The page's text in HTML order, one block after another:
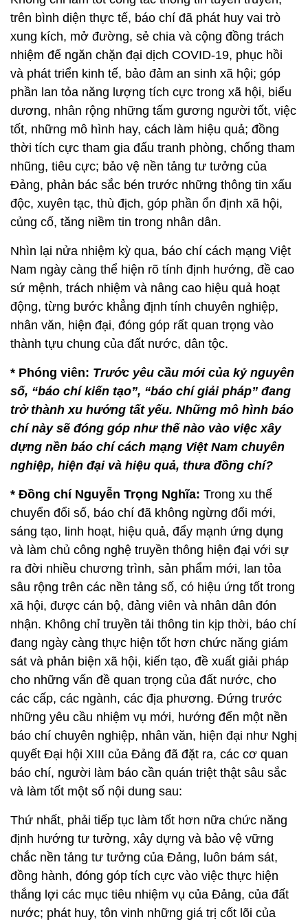
trên bình diện thực tế, báo chí đã phát huy vai trò
xung kích, mở đường, sẻ chia và cộng đồng trách
nhiệm để ngăn chặn đại dịch COVID-19, phục hồi
và phát triển kinh tế, bảo đảm an sinh xã hội; góp
phần lan tỏa năng lượng tích cực trong xã hội, biểu
dương, nhân rộng những tấm gương người tốt, việc
tốt, những mô hình hay, cách làm hiệu quả; đồng
thời tích cực tham gia đấu tranh phòng, chống tham
nhũng, tiêu cực; bảo vệ nền tảng tư tưởng của
Đảng, phản bác sắc bén trước những thông tin xấu
độc, xuyên tạc, thù địch, góp phần ổn định xã hội,
củng cố, tăng niềm tin trong nhân dân.
Nhìn lại nửa nhiệm kỳ qua, báo chí cách mạng Việt
Nam ngày càng thể hiện rõ tính định hướng, đề cao
sứ mệnh, trách nhiệm và nâng cao hiệu quả hoạt
động, từng bước khẳng định tính chuyên nghiệp,
nhân văn, hiện đại, đóng góp rất quan trọng vào
thành tựu chung của đất nước, dân tộc.
* Phóng viên: Trước yêu cầu mới của kỷ nguyên
số, “báo chí kiến tạo”, “báo chí giải pháp” đang
trở thành xu hướng tất yếu. Những mô hình báo
chí này sẽ đóng góp như thế nào vào việc xây
dựng nền báo chí cách mạng Việt Nam chuyên
nghiệp, hiện đại và hiệu quả, thưa đồng chí?
* Đồng chí Nguyễn Trọng Nghĩa: Trong xu thế
chuyển đổi số, báo chí đã không ngừng đổi mới,
sáng tạo, linh hoạt, hiệu quả, đẩy mạnh ứng dụng
và làm chủ công nghệ truyền thông hiện đại với sự
ra đời nhiều chương trình, sản phẩm mới, lan tỏa
sâu rộng trên các nền tảng số, có hiệu ứng tốt trong
xã hội, được cán bộ, đảng viên và nhân dân đón
nhận. Không chỉ truyền tải thông tin kịp thời, báo chí
đang ngày càng thực hiện tốt hơn chức năng giám
sát và phản biện xã hội, kiến tạo, đề xuất giải pháp
cho những vấn đề quan trọng của đất nước, cho
các cấp, các ngành, các địa phương. Đứng trước
những yêu cầu nhiệm vụ mới, hướng đến một nền
báo chí chuyên nghiệp, nhân văn, hiện đại như Nghị
quyết Đại hội XIII của Đảng đã đặt ra, các cơ quan
báo chí, người làm báo cần quán triệt thật sâu sắc
và làm tốt một số nội dung sau:
Thứ nhất, phải tiếp tục làm tốt hơn nữa chức năng
định hướng tư tưởng, xây dựng và bảo vệ vững
chắc nền tảng tư tưởng của Đảng, luôn bám sát,
đồng hành, đóng góp tích cực vào việc thực hiện
thắng lợi các mục tiêu nhiệm vụ của Đảng, của đất
nước; phát huy, tôn vinh những giá trị cốt lõi của